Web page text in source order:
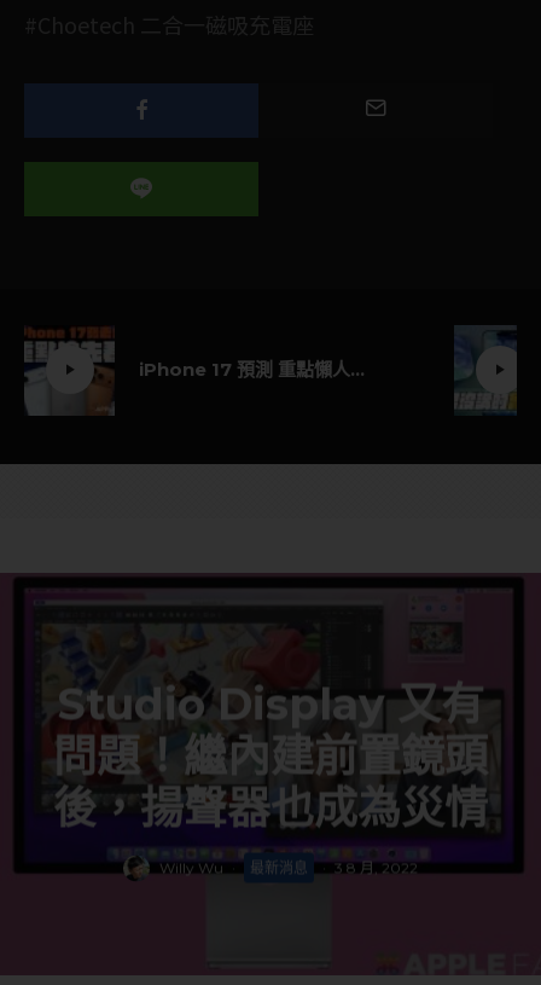
iPhone 17 預測 重點懶人包！十大亮點一次掌握
Studio Display 又有
問題！繼內建前置鏡頭
後，揚聲器也成為災情
Willy Wu 最新消息 3 8 月, 2022